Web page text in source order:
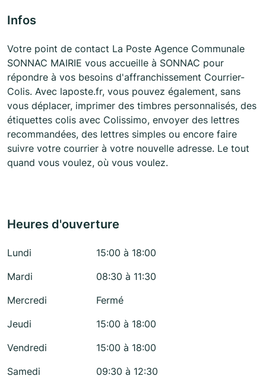
Infos
Votre point de contact La Poste Agence Communale
SONNAC MAIRIE vous accueille à SONNAC pour
répondre à vos besoins d'affranchissement Courrier-
Colis. Avec laposte.fr, vous pouvez également, sans
vous déplacer, imprimer des timbres personnalisés, des
étiquettes colis avec Colissimo, envoyer des lettres
recommandées, des lettres simples ou encore faire
suivre votre courrier à votre nouvelle adresse. Le tout
quand vous voulez, où vous voulez.
Heures d'ouverture
Lundi
15:00 à 18:00
Mardi
08:30 à 11:30
Mercredi
Fermé
Jeudi
15:00 à 18:00
Vendredi
15:00 à 18:00
Samedi
09:30 à 12:30